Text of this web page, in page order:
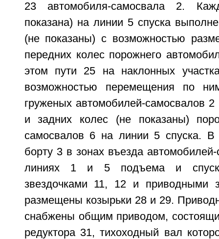
23 автомобиля-самосвала 2.
показана) на линии 5 спуска
(не показаны) с возможностью
передних колес порожнего
этом пути 25 на наклонных
возможностью перемещения по
груженых автомобилей-самосвалов
и задних колес (не показаны)
самосвалов 6 на линии 5 спуска.
борту 3 в зонах въезда
линиях 1 и 5 подъема и
звездочками 11, 12 и приводными
размещены козырьки 28 и 29.
снабжены общим приводом,
редуктора 31, тихоходный вал